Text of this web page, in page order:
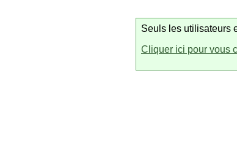
Seuls les utilisateurs
Cliquer ici pour vous